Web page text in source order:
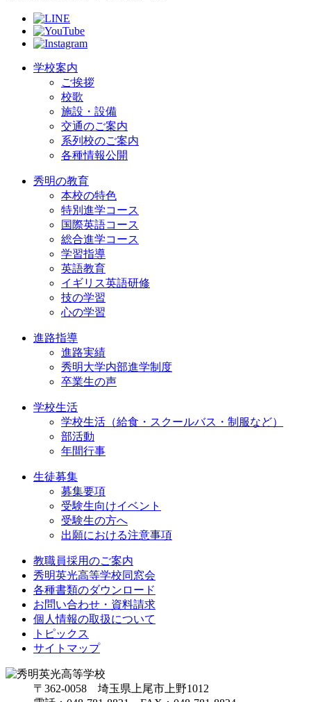
学校案内
ご挨拶
校歌
施設・設備
交通のご案内
系列校のご案内
各種情報公開
秀明の教育
本校の特色
特別進学コース
国際英語コース
総合進学コース
学習指導
英語教育
イギリス英語研修
技の学習
心の学習
進路指導
進路実績
秀明大学内部進学制度
卒業生の声
学校生活
学校生活（給食・スクールバス・制服など）
部活動
年間行事
生徒募集
募集要項
受験生向けイベント
受験生の方へ
出願における注意事項
教職員採用のご案内
秀明英光高等学校同窓会
各種書類のダウンロード
お問い合わせ・資料請求
個人情報の取扱について
トピックス
サイトマップ
〒362-0058 埼玉県上尾市上野1012